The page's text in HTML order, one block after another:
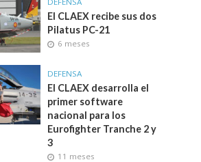
El CLAEX recibe sus dos
Pilatus PC-21
6 meses
DEFENSA
El CLAEX desarrolla el
primer software
nacional para los
Eurofighter Tranche 2 y
3
11 meses